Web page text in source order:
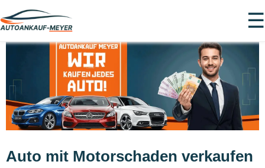
☰
Auto mit Motorschaden verkaufen